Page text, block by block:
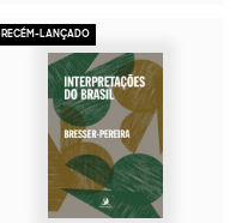
RECÉM-LANÇADO
2026